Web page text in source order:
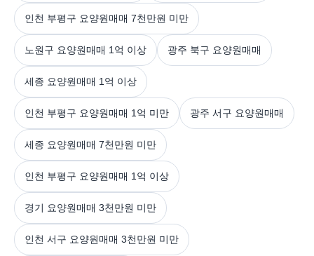
인천 부평구 요양원매매 7천만원 미만
노원구 요양원매매 1억 이상 광주 북구 요양원매매
세종 요양원매매 1억 이상
인천 부평구 요양원매매 1억 미만 광주 서구 요양원매매
세종 요양원매매 7천만원 미만
인천 부평구 요양원매매 1억 이상
경기 요양원매매 3천만원 미만
인천 서구 요양원매매 3천만원 미만